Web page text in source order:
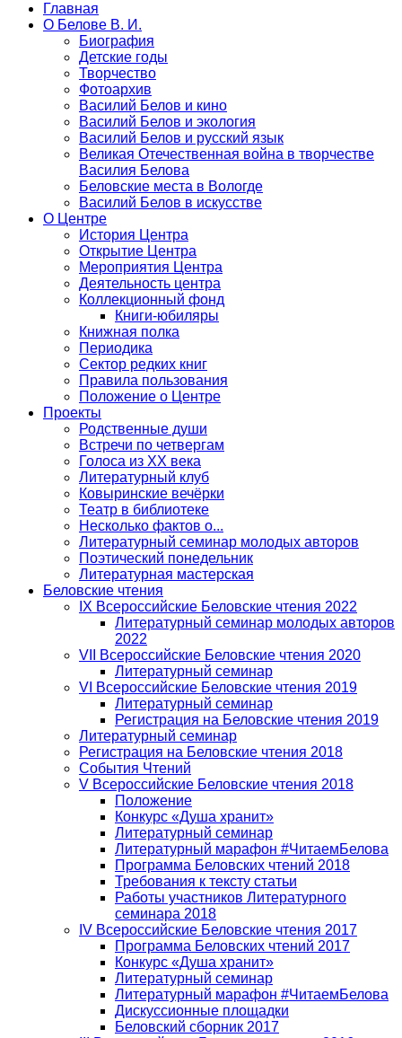
Главная
О Белове В. И.
Биография
Детские годы
Творчество
Фотоархив
Василий Белов и кино
Василий Белов и экология
Василий Белов и русский язык
Великая Отечественная война в творчестве
Василия Белова
Беловские места в Вологде
Василий Белов в искусстве
О Центре
История Центра
Открытие Центра
Мероприятия Центра
Деятельность центра
Коллекционный фонд
Книги-юбиляры
Книжная полка
Периодика
Сектор редких книг
Правила пользования
Положение о Центре
Проекты
Родственные души
Встречи по четвергам
Голоса из ХХ века
Литературный клуб
Ковыринские вечёрки
Театр в библиотеке
Несколько фактов о...
Литературный семинар молодых авторов
Поэтический понедельник
Литературная мастерская
Беловские чтения
IX Всероссийские Беловские чтения 2022
Литературный семинар молодых авторов
2022
VII Всероссийские Беловские чтения 2020
Литературный семинар
VI Всероссийские Беловские чтения 2019
Литературный семинар
Регистрация на Беловские чтения 2019
Литературный семинар
Регистрация на Беловские чтения 2018
События Чтений
V Всероссийские Беловские чтения 2018
Положение
Конкурс «Душа хранит»
Литературный семинар
Литературный марафон #ЧитаемБелова
Программа Беловских чтений 2018
Требования к тексту статьи
Работы участников Литературного
семинара 2018
IV Всероссийские Беловские чтения 2017
Программа Беловских чтений 2017
Конкурс «Душа хранит»
Литературный семинар
Литературный марафон #ЧитаемБелова
Дискуссионные площадки
Беловский сборник 2017